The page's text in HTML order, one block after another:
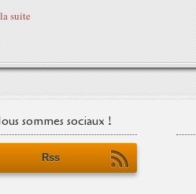
suite
sommes sociaux !
Rss